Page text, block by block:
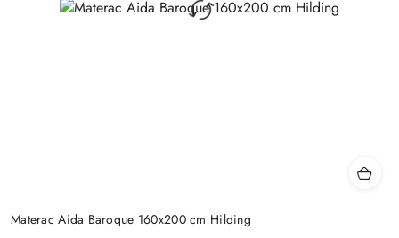
Materac Aida Baroque 160x200 cm Hilding